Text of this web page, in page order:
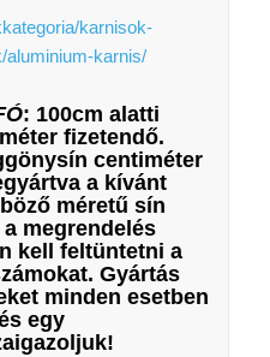
karnisok-
aluminium-karnis/
: 100cm alatti
fizetendő.
centiméter
a kívánt
méretű sín
megrendelés
kell feltüntetni a
Gyártás
minden esetben
egy